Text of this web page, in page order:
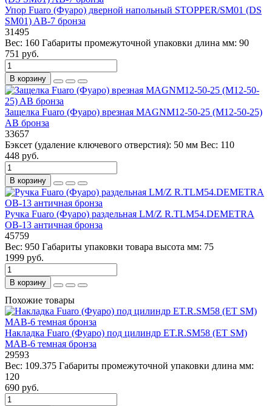
Упор Fuaro (Фуаро) дверной напольный STOPPER/SM01 (DS
SM01) AB-7 бронза
31495
Вес: 160 Габариты промежуточной упаковки длина мм: 90
751 руб.
В корзину
Защелка Fuaro (Фуаро) врезная MAGNM12-50-25 (M12-50-25)
AB бронза
33657
Бэксет (удаление ключевого отверстия): 50 мм Вес: 110
448 руб.
В корзину
Ручка Fuaro (Фуаро) раздельная LM/Z R.TLM54.DEMETRA
OB-13 античная бронза
45759
Вес: 950 Габариты упаковки товара высота мм: 75
1999 руб.
В корзину
Похожие товары
Накладка Fuaro (Фуаро) под цилиндр ET.R.SM58 (ET SM)
MAB-6 темная бронза
29593
Вес: 109.375 Габариты промежуточной упаковки длина мм:
120
690 руб.